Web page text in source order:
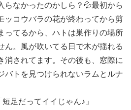
らなかったのかしら？💦最初から
ッコウバラの花が終わってから剪
ってるから、ハトは巣作りの場所
ん。風が吹いてる日で木が揺れる
消されてます。その後も、窓際に
バトを見つけられないラムとルナ
短足だってイイじゃん♪」